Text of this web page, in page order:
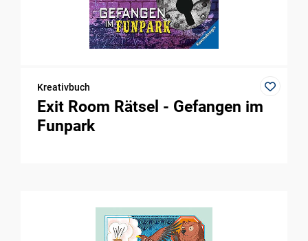
Kreativbuch
Exit Room Rätsel - Gefangen im
Funpark